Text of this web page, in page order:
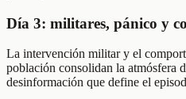
Día 3: militares, pánico y
La intervención militar y el
población consolidan la atmósfera
desinformación que define el